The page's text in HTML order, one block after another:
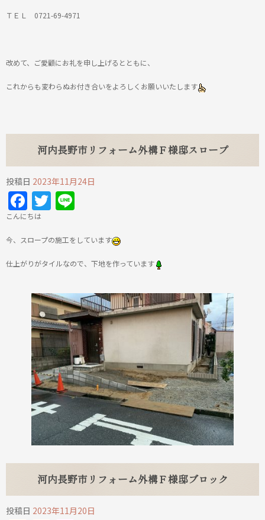
ＴＥＬ 0721-69-4971
改めて、ご愛顧にお礼を申し上げるとともに、
これからも変わらぬお付き合いをよろしくお願いいたします
河内長野市リフォーム外構Ｆ様邸スロープ
投稿日 2023年11月24日
Facebook
Twitter
こんにちは
今、スロープの施工をしています
仕上がりがタイルなので、下地を作っています
河内長野市リフォーム外構Ｆ様邸ブロック
投稿日 2023年11月20日